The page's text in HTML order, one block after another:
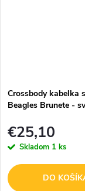
Crossbody kabelka
Beagles Brunete -
€25,10
Skladom 1 ks
DO